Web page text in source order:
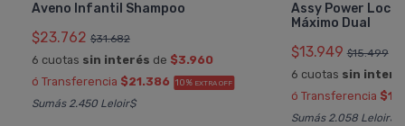
Aveno Infantil Shampoo
$23.762 $31.682
6 cuotas sin interés de $3.960
ó Transferencia $21.386 10% EXTRA OFF
Sumás 2.450 Leloir$
Assy Power
Máximo Dual
$13.949 $15.499
6 cuotas sin
ó Transferencia
Sumás 2.058 Leloir$